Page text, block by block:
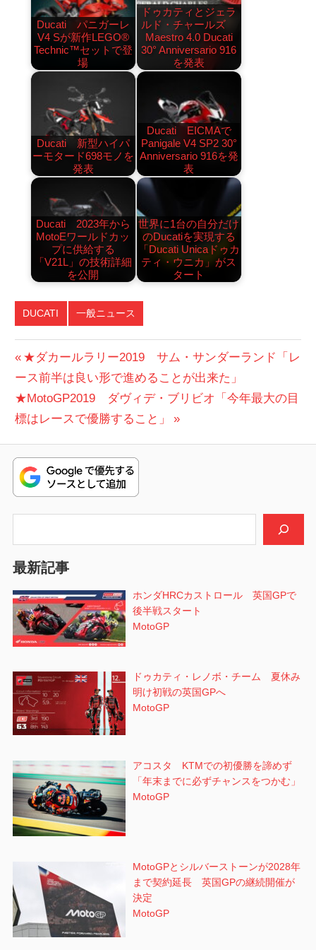
Ducati パニガーレ
V4 Sが新作LEGO®
Technic™セットで登
場
ドゥカティとジェラ
ルド・チャールズ
Maestro 4.0 Ducati
30° Anniversario 916
を発表
Ducati 新型ハイパ
ーモタード698モノを
発表
Ducati EICMAで
Panigale V4 SP2 30°
Anniversario 916を発
表
Ducati 2023年から
MotoEワールドカッ
プに供給する
「V21L」の技術詳細
を公開
世界に1台の自分だけ
のDucatiを実現する
「Ducati Unicaドゥカ
ティ・ウニカ」がス
タート
DUCATI 一般ニュース
投
稿
ナ
ビ
ゲ
ー
ン
前
の
投
稿:
★ダカールラリー2019 サム・サンダーランド「レ
ース前半は良い形で進めることが出来た」
次
の
稿:
★MotoGP2019 ダヴィデ・ブリビオ「今年最大の目
標はレースで優勝すること」
最新記事
ホンダHRCカストロール 英国GPで
後半戦スタート
MotoGP
ドゥカティ・レノボ・チーム 夏休み
明け初戦の英国GPへ
MotoGP
アコスタ KTMでの初優勝を諦めず
「年末までに必ずチャンスをつかむ」
MotoGP
MotoGPとシルバーストーンが2028年
まで契約延長 英国GPの継続開催が
決定
MotoGP